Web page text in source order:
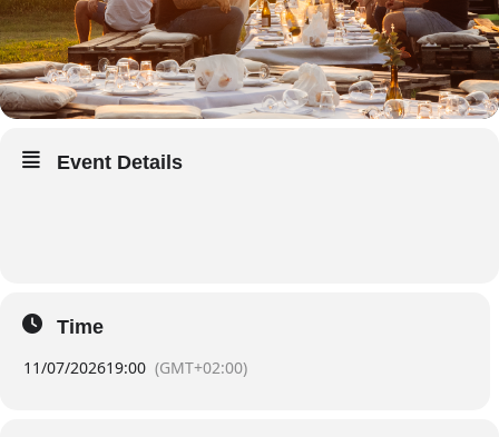
Event Details
Time
11/07/202619:00 (GMT+02:00)